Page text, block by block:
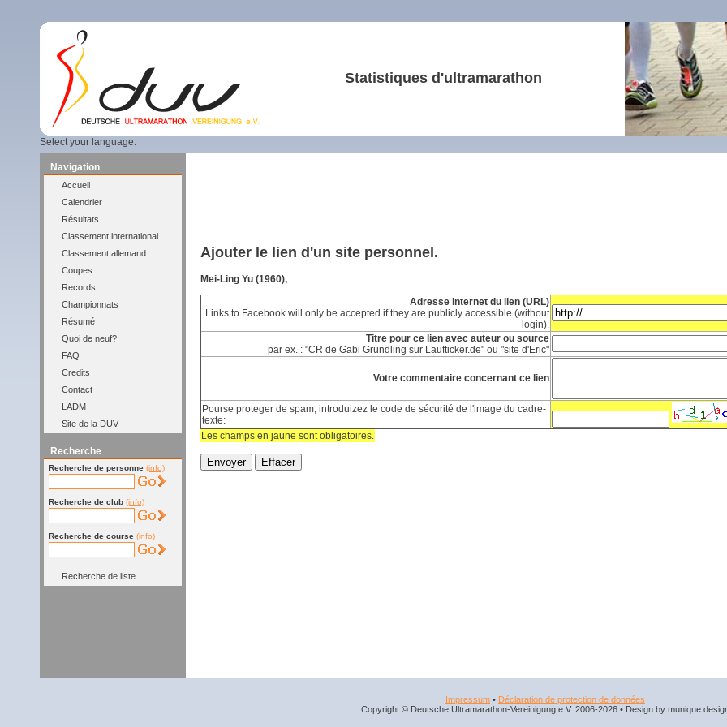
Statistiques d'ultramarathon
Select your language:
Navigation
Accueil
Calendrier
Résultats
Classement international
Classement allemand
Coupes
Records
Championnats
Résumé
Quoi de neuf?
FAQ
Credits
Contact
LADM
Site de la DUV
Recherche
Recherche de personne (info)
Recherche de club (info)
Recherche de course (info)
Recherche de liste
Ajouter le lien d'un site personnel.
Mei-Ling Yu (1960),
Adresse internet du lien (URL)
Links to Facebook will only be accepted if they are publicly accessible (without
login).
Titre pour ce lien avec auteur ou source
par ex. : "CR de Gabi Gründling sur Laufticker.de" ou "site d'Eric"
Votre commentaire concernant ce lien
Pourse proteger de spam, introduizez le code de sécurité de l'image du cadre-
texte:
Les champs en jaune sont obligatoires.
Impressum • Déclaration de protection de données
Copyright © Deutsche Ultramarathon-Vereinigung e.V. 2006-2026 • Design by munique